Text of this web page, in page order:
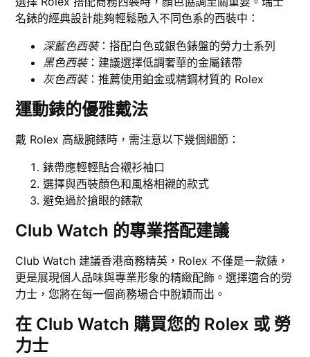
名錶的經典設計能夠輕鬆融入不同色系的西裝中：
深藍色西裝：搭配白色或銀色錶盤的勞力士系列
黑色西裝：建議選擇低調奢華的金屬錶帶
灰色西裝：推薦使用鉑金或精鋼材質的 Rolex
運動錶的優雅戴法
戴 Rolex 高級腕錶時，需注意以下幾個細節：
錶帶應輕輕貼合襯衫袖口
選擇與西裝顏色和風格相襯的款式
避免過於搶眼的錶款
Club Watch 的專業搭配建議
Club Watch 建議香港商務精英，Rolex 不僅是一款錶，
更是展現個人品味與專業形象的精緻配飾。選擇適合的勞
力士，您將在每一個商務場合中脫穎而出。
在 Club Watch 購買您的 Rolex 或 勞
力士